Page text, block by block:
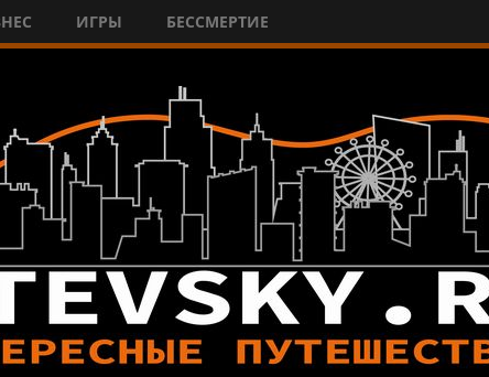
ИГРЫ БЕССМЕРТИЕ